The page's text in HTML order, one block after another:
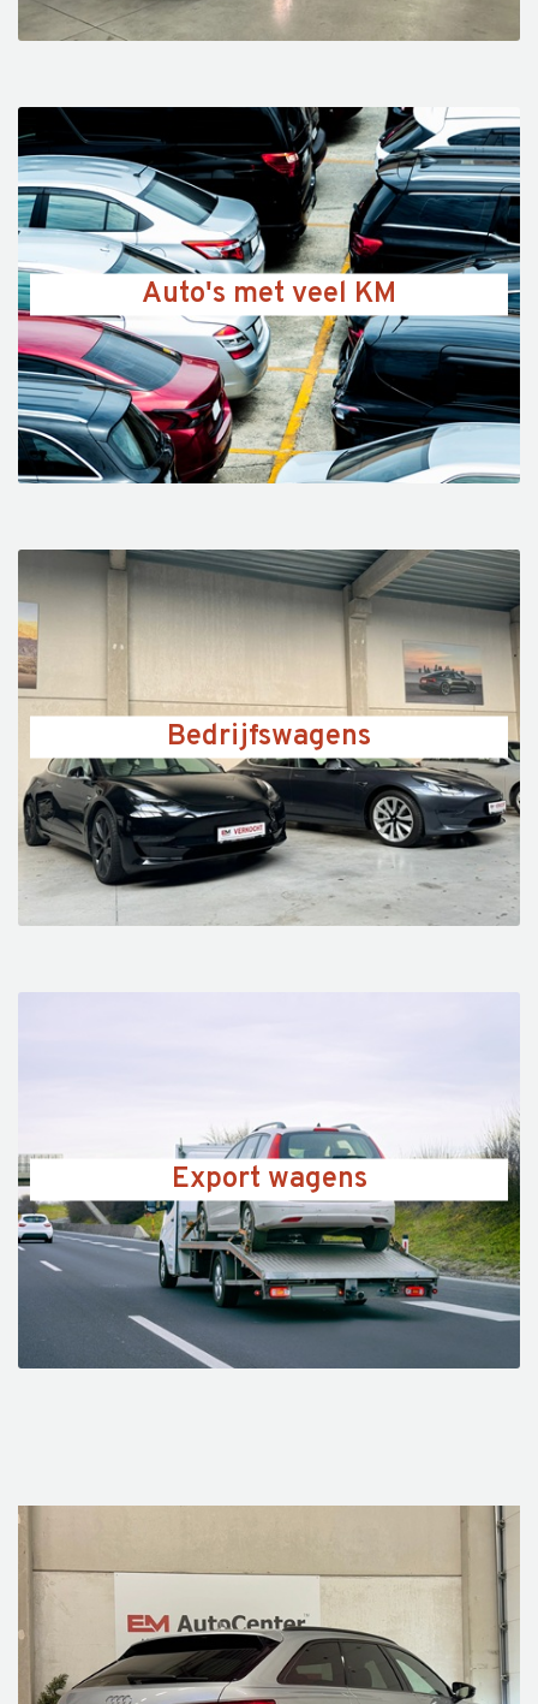
Auto's met veel KM
Bedrijfswagens
Export wagens